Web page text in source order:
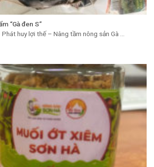
“Gà đen S”
huy lợi thế – Nâng tầm nông sản Gà ...